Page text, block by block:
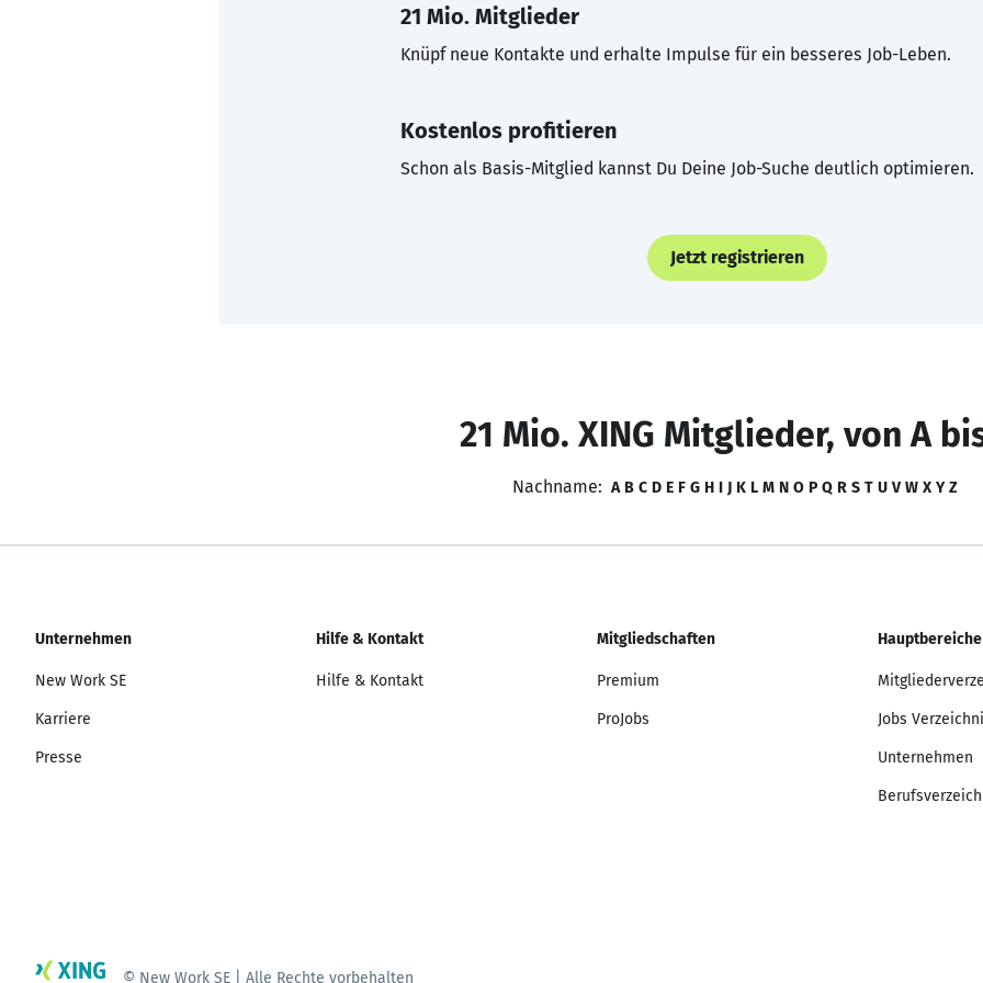
21 Mio. Mitglieder
Knüpf neue Kontakte und erhalte Impulse für ein besseres Job-Leben.
Kostenlos profitieren
Schon als Basis-Mitglied kannst Du Deine Job-Suche deutlich optimieren.
Jetzt registrieren
21 Mio. XING Mitglieder, von A
Nachname: A B C D E F G H I J K L M N O P Q R S T U V W X Y Z
Unternehmen
New Work SE
Karriere
Presse
Hilfe & Kontakt
Hilfe & Kontakt
Mitgliedschaften
Premium
ProJobs
Hauptbereiche
Jobs
Unternehmen
© New Work SE | Alle Rechte vorbehalten